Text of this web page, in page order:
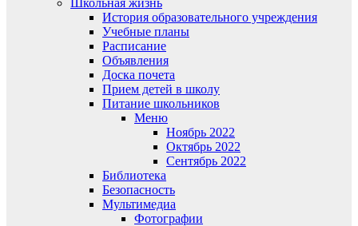
Школьная жизнь
История образовательного учреждения
Учебные планы
Расписание
Объявления
Доска почета
Прием детей в школу
Питание школьников
Меню
Ноябрь 2022
Октябрь 2022
Сентябрь 2022
Библиотека
Безопасность
Мультимедиа
Фотографии